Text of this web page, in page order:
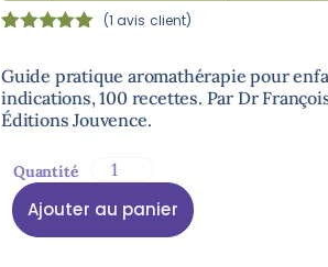
basé sur
notation
client
(1 avis client)
Guide pratique aromathérapie pour
indications, 100 recettes. Par Dr
Éditions Jouvence.
Ajouter au panier